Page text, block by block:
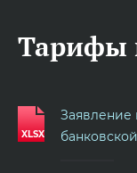
Тарифы
Заявление